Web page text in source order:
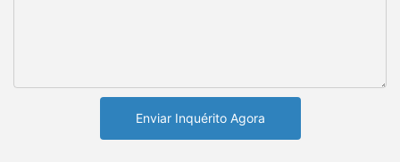
Enviar Inquérito Agora